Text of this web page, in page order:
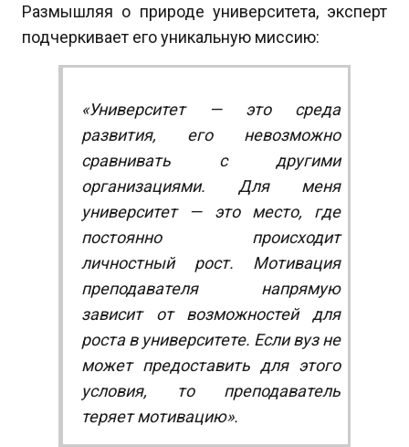
Размышляя о природе университета, эксперт
подчеркивает его уникальную миссию:
«Университет — это среда
развития, его невозможно
сравнивать c другими
организациями. Для меня
университет — это место, где
постоянно происходит
личностный рост. Мотивация
преподавателя напрямую
зависит от возможностей для
роста в университете. Если вуз не
может предоставить для этого
условия, то преподаватель
теряет мотивацию».